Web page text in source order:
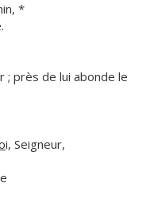
*
; près de lui abonde le
i, Seigneur,